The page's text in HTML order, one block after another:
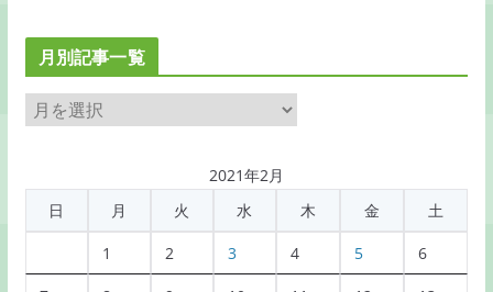
月別記事一覧
月
別
事
2021年2月
日
月 火 水 木 金 土
1 2 3 4 5 6